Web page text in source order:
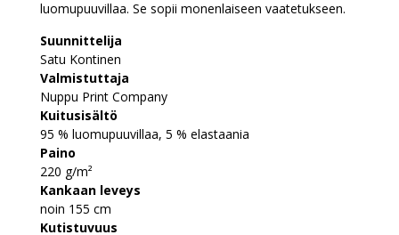
luomupuuvillaa. Se sopii monenlaiseen vaatetukseen.
Suunnittelija
Satu Kontinen
Valmistuttaja
Nuppu Print Company
Kuitusisältö
95 % luomupuuvillaa, 5 % elastaania
Paino
220 g/m²
Kankaan leveys
noin 155 cm
Kutistuvuus